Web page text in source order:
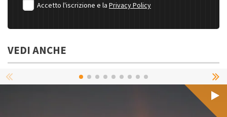
Accetto l'iscrizione e la Privacy Policy
VEDI ANCHE